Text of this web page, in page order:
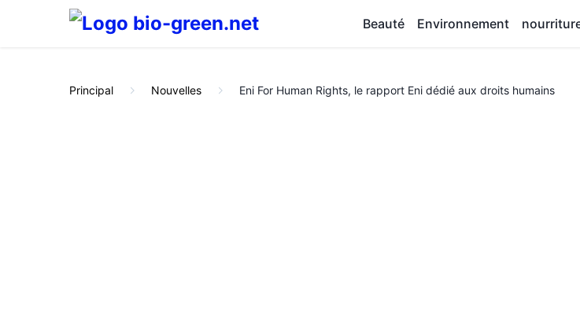
Beauté Environnement
Principal Nouvelles Eni For Human Rights, le rapport Eni dédié aux droits humains